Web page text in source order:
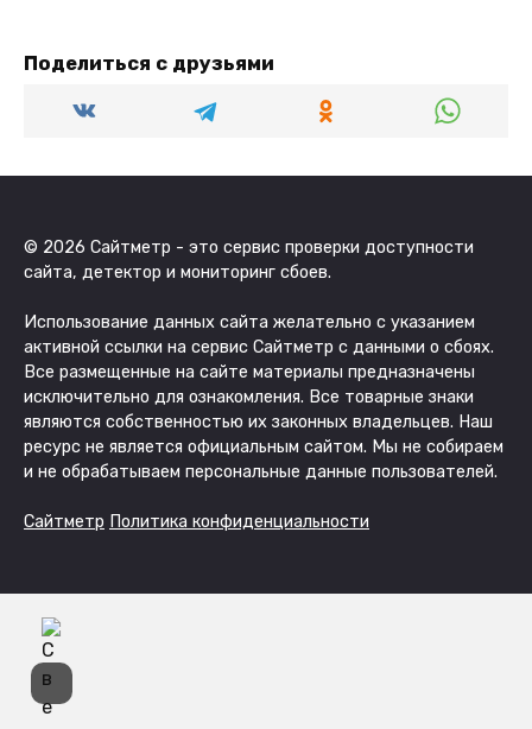
Поделиться с друзьями
© 2026 Сайтметр - это сервис проверки доступности
сайта, детектор и мониторинг сбоев.
Использование данных сайта желательно с указанием
активной ссылки на сервис Сайтметр с данными о сбоях.
Все размещенные на сайте материалы предназначены
исключительно для ознакомления. Все товарные знаки
являются собственностью их законных владельцев. Наш
ресурс не является официальным сайтом. Мы не собираем
и не обрабатываем персональные данные пользователей.
Сайтметр Политика конфиденциальности